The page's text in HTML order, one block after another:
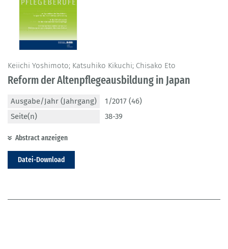
Keiichi Yoshimoto; Katsuhiko Kikuchi; Chisako Eto
Reform der Altenpflegeausbildung in Japan
Ausgabe/Jahr (Jahrgang)
1/2017 (46)
Seite(n)
38-39
Abstract anzeigen
Datei-Download